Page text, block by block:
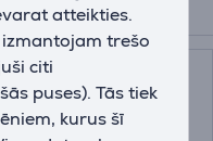
atteikties.
trešo
citi
puses). Tās tiek
kurus šī